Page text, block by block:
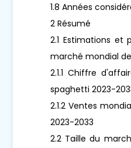
1.8 Années
2 Résumé
2.1 Estimations et
marché mondial
2.1.1 Chiffre
spaghetti 2023-
2.1.2 Ventes
2023-2033
2.2 Taille du